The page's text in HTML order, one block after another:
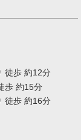
徒歩 約12分
歩 約15分
徒歩 約16分